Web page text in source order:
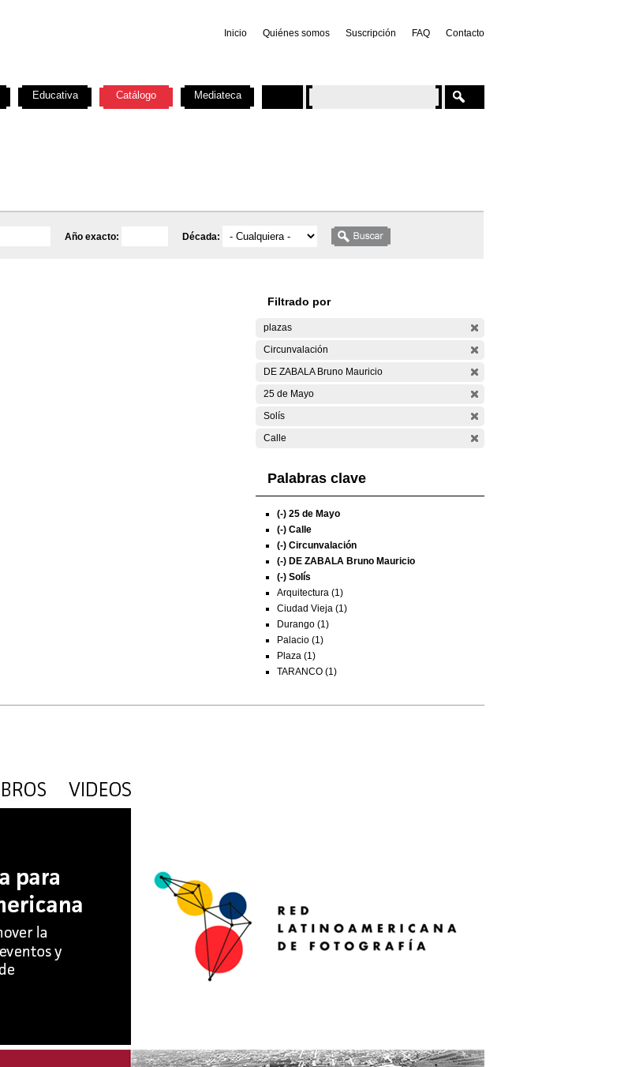
Inicio Quiénes somos Suscripción FAQ Contacto
Año exacto: Década:
Filtrado por
plazas
Circunvalación
DE ZABALA Bruno Mauricio
25 de Mayo
Solís
Calle
Palabras clave
(-) 25 de Mayo
(-) Calle
(-) Circunvalación
(-) DE ZABALA Bruno Mauricio
(-) Solís
Arquitectura (1)
Ciudad Vieja (1)
Durango (1)
Palacio (1)
Plaza (1)
TARANCO (1)
Educativa Catálogo Mediateca